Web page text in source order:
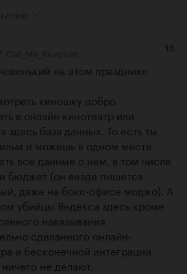
15
на этом празднике
киношку добро
в онлайн кинотеатр или
здесь база данных. То есть ты
и можешь в одном месте
все данные о нем, в том числе
бюджет (он везде пишется
даже на бокс-офисе моджо). А
убийцы Яндекса здесь кроме
навязывания
сделанного онлайн-
и бесконечной интеграции
не делают.